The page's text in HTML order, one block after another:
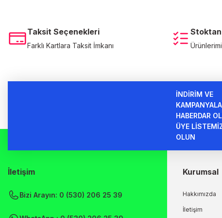
Taksit Seçenekleri
Farklı Kartlara Taksit İmkanı
İNDİRİM VE
HABERDAR
ÜYE
OLUN
İletişim
Bizi Arayın: 0 (530) 206 25 39
Kurumsal
Hakkımızda
İletişim